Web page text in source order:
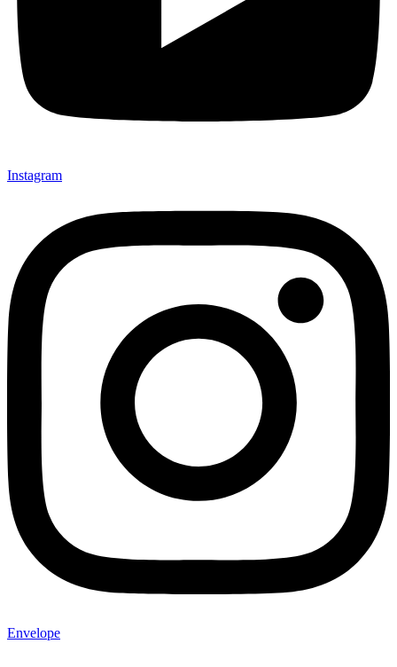
Instagram
Envelope